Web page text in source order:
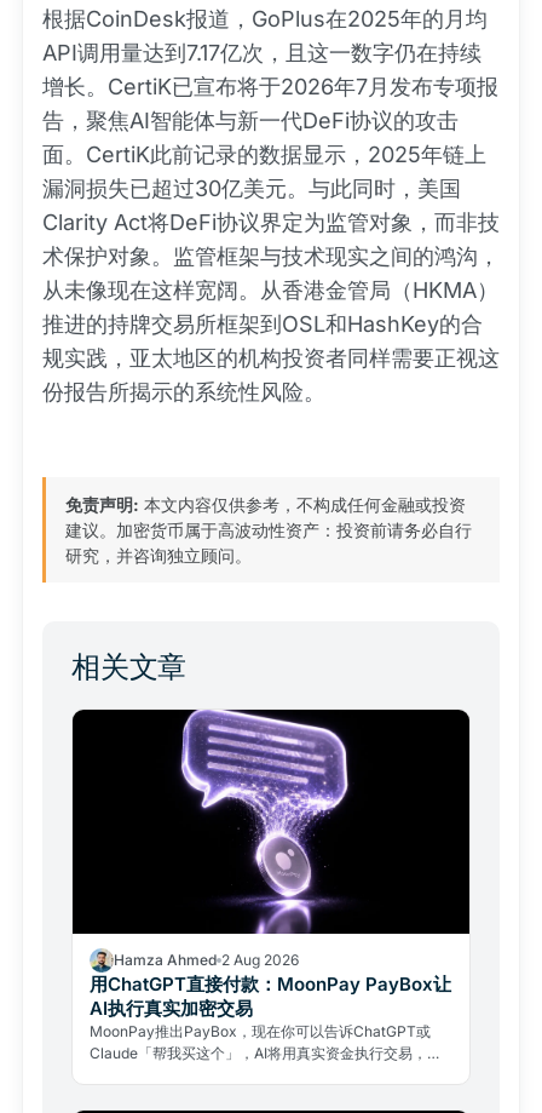
根据CoinDesk报道，GoPlus在2025年的月均
API调用量达到7.17亿次，且这一数字仍在持续
增长。CertiK已宣布将于2026年7月发布专项报
告，聚焦AI智能体与新一代DeFi协议的攻击
面。CertiK此前记录的数据显示，2025年链上
漏洞损失已超过30亿美元。与此同时，美国
Clarity Act将DeFi协议界定为监管对象，而非技
术保护对象。监管框架与技术现实之间的鸿沟，
从未像现在这样宽阔。从香港金管局（HKMA）
推进的持牌交易所框架到OSL和HashKey的合
规实践，亚太地区的机构投资者同样需要正视这
份报告所揭示的系统性风险。
免责声明: 本文内容仅供参考，不构成任何金融或投资
建议。加密货币属于高波动性资产：投资前请务必自行
研究，并咨询独立顾问。
相关文章
Hamza Ahmed 2 Aug 2026
用ChatGPT直接付款：MoonPay PayBox让
AI执行真实加密交易
MoonPay推出PayBox，现在你可以告诉ChatGPT或
Claude「帮我买这个」，AI将用真实资金执行交易，且